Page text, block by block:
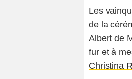
Les
de la
Albert de
fur et à
Christina